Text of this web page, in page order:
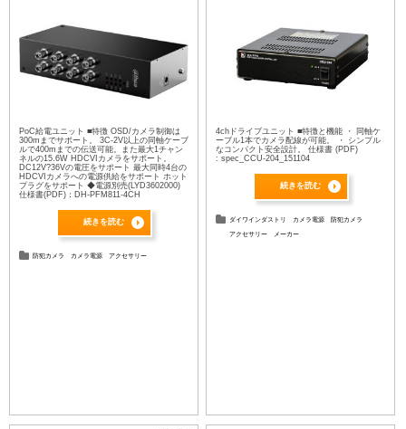
PoC給電ユニット ■特徴 OSD/カメラ制御は
300mまでサポート。 3C-2V以上の同軸ケーブ
ルで400mまでの伝送可能。また最大1チャン
ネルの15.6W HDCVIカメラをサポート。
DC12V?36Vの電圧をサポート 最大同時4台の
HDCVIカメラへの電源供給をサポート ホット
プラグをサポート ◆電源別売(LYD3602000)
仕様書(PDF)：DH-PFM811-4CH
続きを読む
防犯カメラ カメラ電源 アクセサリー
4chドライブユニット ■特徴と機能 ・ 同軸ケ
ーブル1本でカメラ配線が可能。 ・ シンプル
なコンパクト安全設計。 仕様書 (PDF)
: spec_CCU-204_151104
続きを読む
ダイワインダストリ カメラ電源 防犯カメラ
アクセサリー メーカー